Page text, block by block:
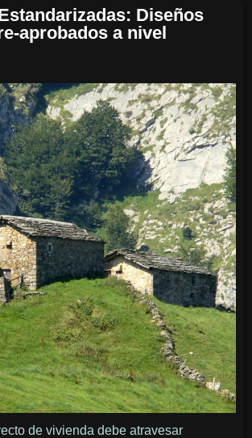
Diseños
aprobados a nivel
de vivienda debe atravesar